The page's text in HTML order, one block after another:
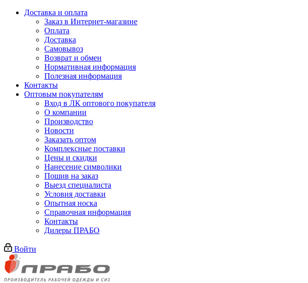
Доставка и оплата
Заказ в Интернет-магазине
Оплата
Доставка
Самовывоз
Возврат и обмен
Нормативная информация
Полезная информация
Контакты
Оптовым покупателям
Вход в ЛК оптового покупателя
О компании
Производство
Новости
Заказать оптом
Комплексные поставки
Цены и скидки
Нанесение символики
Пошив на заказ
Выезд специалиста
Условия доставки
Опытная носка
Справочная информация
Контакты
Дилеры ПРАБО
Войти